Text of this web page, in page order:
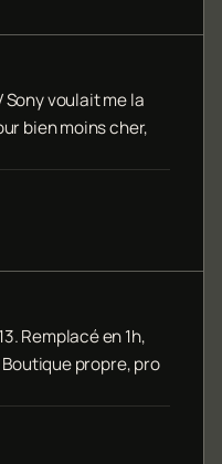
Sony voulait me la
bien moins cher,
Remplacé en 1h,
propre, pro